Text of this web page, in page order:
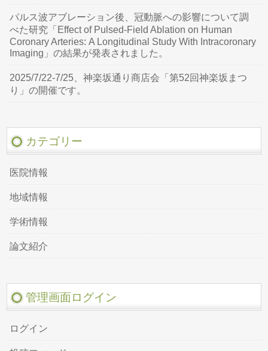
パルス波アブレーション後、冠動脈への影響について調
べた研究「Effect of Pulsed-Field Ablation on Human
Coronary Arteries: A Longitudinal Study With Intracoronary
Imaging」の結果が発表されました。
2025/7/22-7/25、神楽坂通り商店会「第52回神楽坂まつ
り」の開催です。
カテゴリー
医院情報
地域情報
学術情報
論文紹介
管理画面ログイン
ログイン